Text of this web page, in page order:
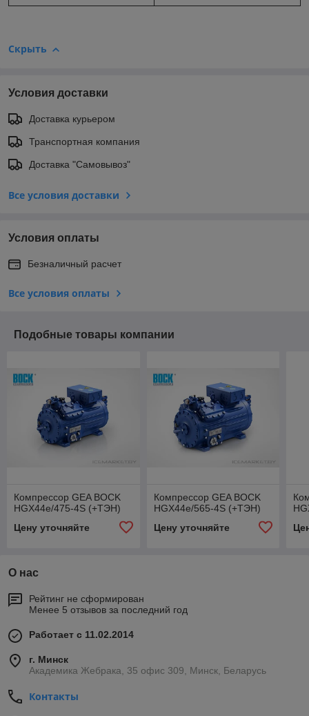
Скрыть
Условия доставки
Доставка курьером
Транспортная компания
Доставка "Самовывоз"
Все условия доставки
Условия оплаты
Безналичный расчет
Все условия оплаты
Подобные товары компании
Компрессор GEA BOCK
HGX44e/475-4S (+ТЭН)
Цену уточняйте
Компрессор GEA BOCK
HGX44e/565-4S (+ТЭН)
Цену уточняйте
О нас
Рейтинг не сформирован
Менее 5 отзывов за последний год
Работает с 11.02.2014
г. Минск
Академика Жебрака, 35 офис 309, Минск, Беларусь
Контакты